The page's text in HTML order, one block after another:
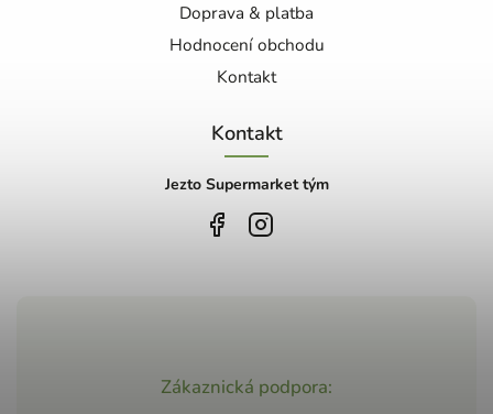
Zákaznická podpora:
Doprava & platba
Hodnocení obchodu
Kontakt
Kontakt
Jezto Supermarket tým